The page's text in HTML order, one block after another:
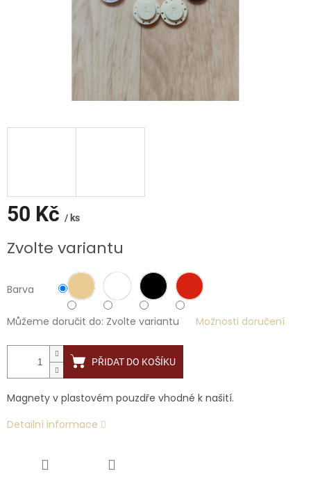
50 Kč / ks
cena:
Zvolte variantu
Barva
Můžeme doručit do: Zvolte variantu Možnosti doručení
PŘIDAT DO KOŠÍKU
Magnety v plastovém pouzdře vhodné k našití.
Detailní informace